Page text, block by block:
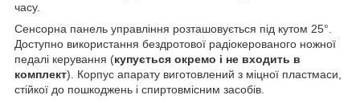
часу.
Сенсорна панель управління розташовується під кутом 25°.
Доступно використання бездротової радіокерованого ножної
педалі керування (купується окремо і не входить в
комплект). Корпус апарату виготовлений з міцної пластмаси,
стійкої до пошкоджень і спиртовмісним засобів.